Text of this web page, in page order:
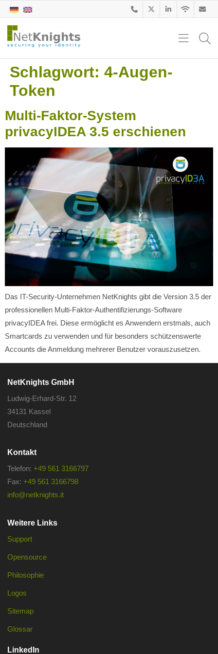
Schlagwort: 4-Augen-
Token
Multi-Faktor-System
privacyIDEA 3.5 erschienen
Das IT-Security-Unternehmen NetKnights gibt die Version 3.5 der
professionellen Multi-Faktor-Authentifizierungs-Software
privacyIDEA frei. Diese ermöglicht es Anwendern erstmals, auch
Smartcards zu verwenden und für besonders schützenswerte
Accounts die Anmeldung mehrerer Benutzer vorauszusetzen.
NetKnights GmbH
Ludwig-Erhard-Str. 12
34131 Kassel
Deutschland
Kontakt
Telefon: +49 561 3166797
Fax: +49 561 3166798
info@netknights.it
Weitere Links
Support
Opensource
Philosophie
Logos
Sitemap
Glossar
LinkedIn